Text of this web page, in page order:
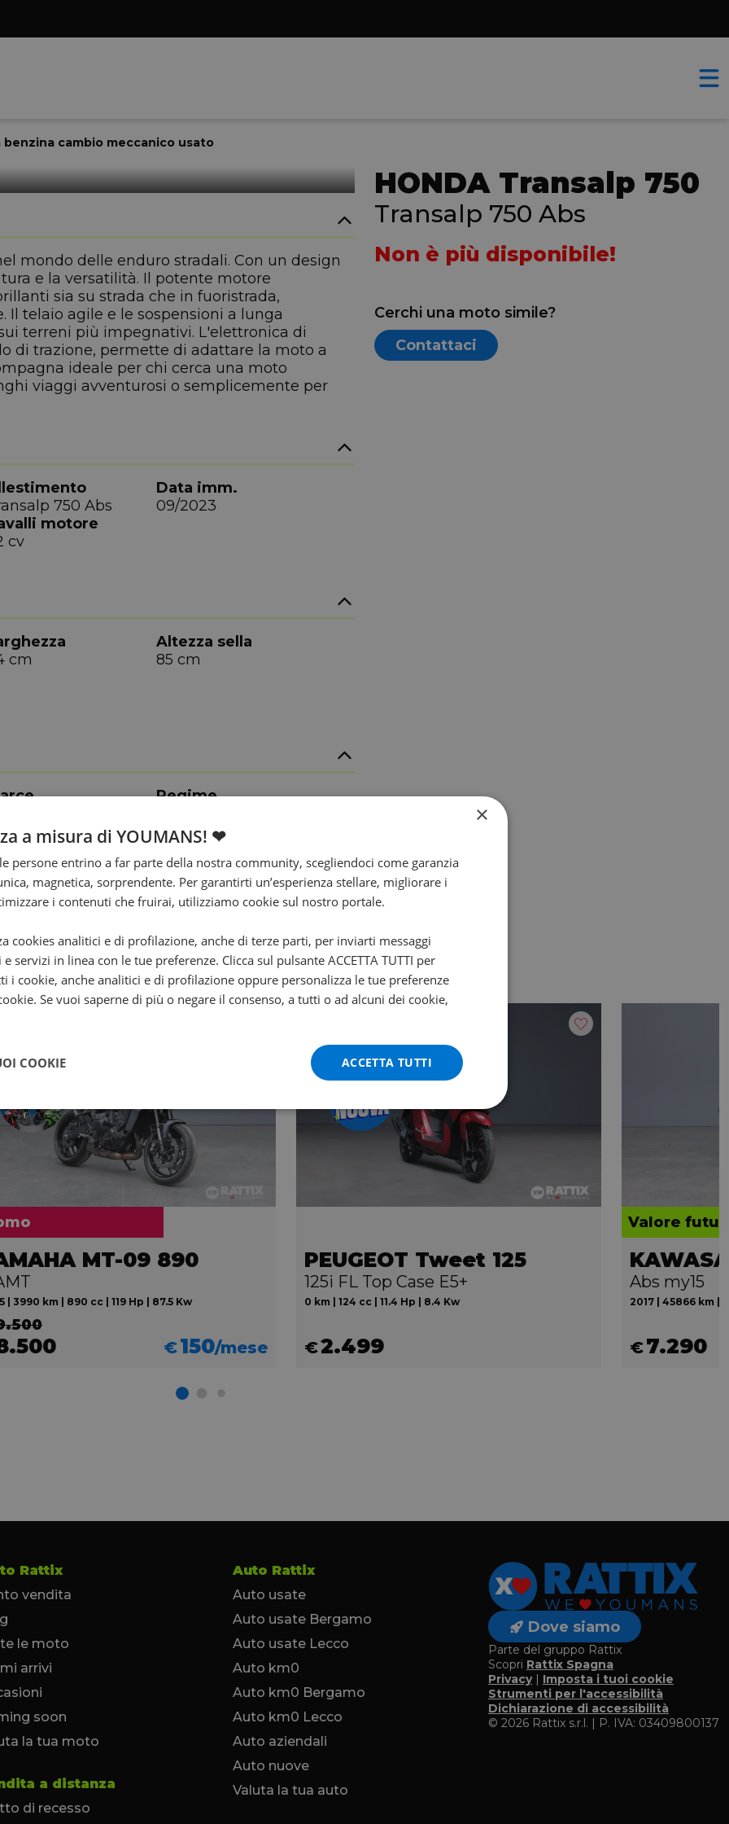
benzina cambio meccanico usato
mondo delle enduro stradali. Con un design
e la versatilità. Il potente motore
sia su strada che in fuoristrada,
telaio agile e le sospensioni a lunga
terreni più impegnativi. L'elettronica di
di trazione, permette di adattare la moto a
ideale per chi cerca una moto
viaggi avventurosi o semplicemente per
750 Abs
Data imm.
09/2023
motore
cv
cm
Altezza sella
85 cm
Regime
Avviamento
HONDA Transalp 750
Transalp 750 Abs
Non è più disponibile!
Cerchi una moto simile?
Contattaci
MT-09 890
| 3990 km | 890 cc | 119 Hp | 87.5 Kw
€150/mese
PEUGEOT Tweet 125
125i FL Top Case E5+
0 km | 124 cc | 11.4 Hp | 8.4 Kw
€2.499
Valore
Abs my15
2017 | 45866 km |
€7.290
Rattix
vendita
le moto
arrivi
soon
la tua moto
a distanza
di recesso
Auto Rattix
Auto usate
Auto usate Bergamo
Auto usate Lecco
Auto km0
Auto km0 Bergamo
Auto km0 Lecco
Auto aziendali
Auto nuove
Valuta la tua auto
Dove siamo
Parte del gruppo Rattix
Scopri Rattix Spagna
Privacy| Imposta i tuoi cookie
Strumenti per l'accessibilità
Dichiarazione di accessibilità
© 2026 Rattix s.r.l. | P. IVA: 03409800137
×
a misura di YOUMANS! ❤
persone entrino a far parte della nostra community, scegliendoci come garanzia
magnetica, sorprendente. Per garantirti un’esperienza stellare, migliorare i
i contenuti che fruirai, utilizziamo cookie sul nostro portale.
cookies analitici e di profilazione, anche di terze parti, per inviarti messaggi
servizi in linea con le tue preferenze. Clicca sul pulsante ACCETTA TUTTI per
i cookie, anche analitici e di profilazione oppure personalizza le tue preferenze
Se vuoi saperne di più o negare il consenso, a tutti o ad alcuni dei cookie,
ACCETTA TUTTI
COOKIE